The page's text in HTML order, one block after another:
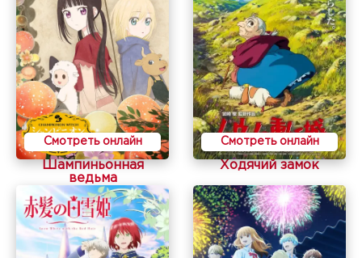
Смотреть онлайн
Шампиньонная
ведьма
Смотреть онлайн
Ходячий замок